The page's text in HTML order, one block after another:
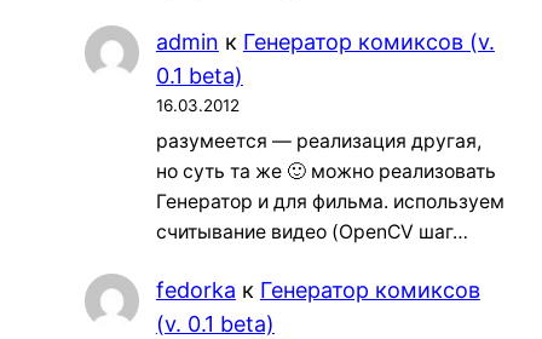
admin к Генератор комиксов (v.
0.1 beta)
16.03.2012
разумеется — реализация другая,
но суть та же 🙂 можно реализовать
Генератор и для фильма. используем
считывание видео (OpenCV шаг…
fedorka к Генератор комиксов
(v. 0.1 beta)